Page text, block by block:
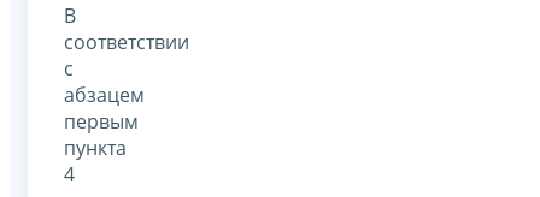
В
соответствии
с
абзацем
первым
пункта
4